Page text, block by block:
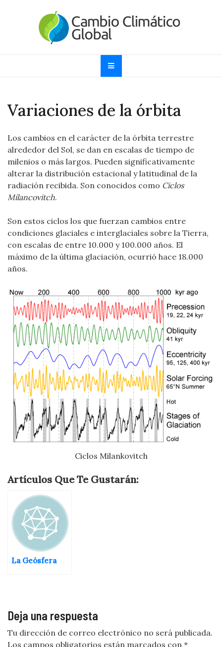
Cambio Climático
Global
Climático y Efecto Invernadero desde 1997
Variaciones de la órbita
Los cambios en el carácter de la órbita terrestre
alrededor del Sol, se dan en escalas de tiempo de
milenios o más largos. Pueden significativamente
alterar la distribución estacional y latitudinal de la
radiación recibida. Son conocidos como Ciclos
Milancovitch.
Son estos ciclos los que fuerzan cambios entre
condiciones glaciales e interglaciales sobre la Tierra,
con escalas de entre 10.000 y 100.000 años. El
máximo de la última glaciación, ocurrió hace 18.000
años.
Ciclos Milankovitch
Artículos Que Te Gustarán:
La Geósfera
Deja una respuesta
Tu dirección de correo electrónico no será publicada.
Los campos obligatorios están marcados con *